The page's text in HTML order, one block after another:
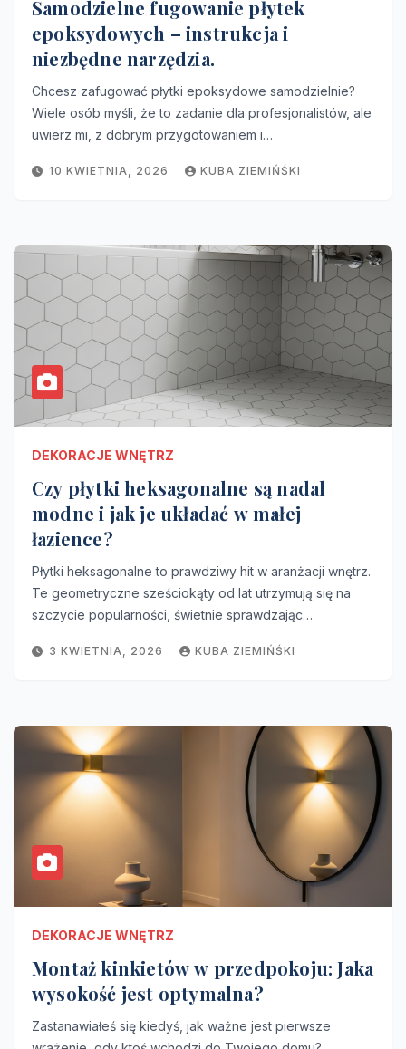
Samodzielne fugowanie płytek
epoksydowych – instrukcja i
niezbędne narzędzia.
Chcesz zafugować płytki epoksydowe samodzielnie?
Wiele osób myśli, że to zadanie dla profesjonalistów, ale
uwierz mi, z dobrym przygotowaniem i…
10 KWIETNIA, 2026 KUBA ZIEMIŃŚKI
DEKORACJE WNĘTRZ
Czy płytki heksagonalne są nadal
modne i jak je układać w małej
łazience?
Płytki heksagonalne to prawdziwy hit w aranżacji wnętrz.
Te geometryczne sześciokąty od lat utrzymują się na
szczycie popularności, świetnie sprawdzając…
3 KWIETNIA, 2026 KUBA ZIEMIŃŚKI
DEKORACJE WNĘTRZ
Montaż kinkietów w przedpokoju: Jaka
wysokość jest optymalna?
Zastanawiałeś się kiedyś, jak ważne jest pierwsze